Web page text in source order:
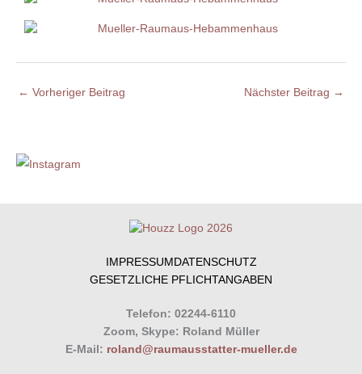
← Vorheriger Beitrag Nächster Beitrag →
IMPRESSUM DATENSCHUTZ
GESETZLICHE PFLICHTANGABEN
Telefon: 02244-6110
Zoom, Skype: Roland Müller
E-Mail: roland@raumausstatter-mueller.de